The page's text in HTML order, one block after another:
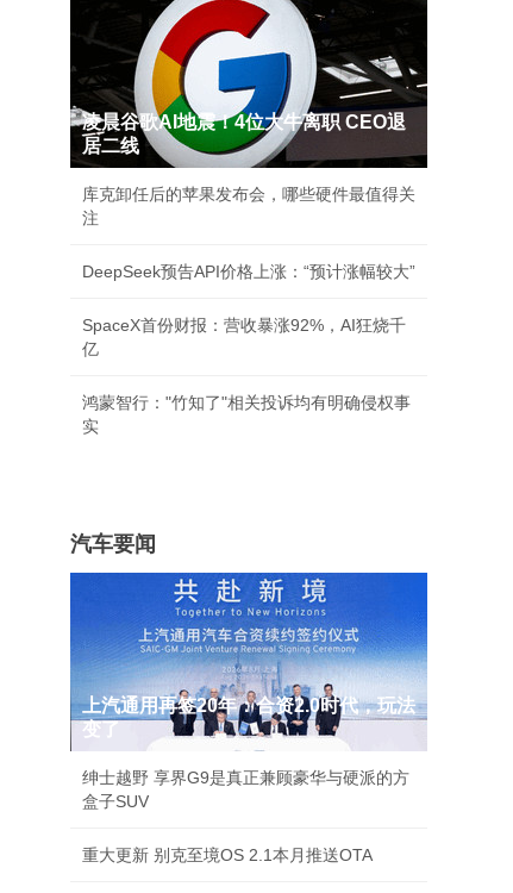
凌晨谷歌AI地震！4位大牛离职 CEO退
居二线
库克卸任后的苹果发布会，哪些硬件最值得关
注
DeepSeek预告API价格上涨：“预计涨幅较大”
SpaceX首份财报：营收暴涨92%，AI狂烧千
亿
鸿蒙智行："竹知了"相关投诉均有明确侵权事
实
汽车要闻
上汽通用再签20年：合资2.0时代，玩法
变了
绅士越野 享界G9是真正兼顾豪华与硬派的方
盒子SUV
重大更新 别克至境OS 2.1本月推送OTA